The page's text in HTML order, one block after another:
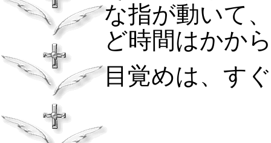
な指が動いて
ど時間はかか
目覚めは、す